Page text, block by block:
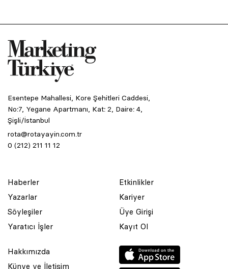
Esentepe Mahallesi, Kore Şehitleri Caddesi,
No:7, Yegane Apartmanı, Kat: 2, Daire: 4,
Şişli/İstanbul
rota@rotayayin.com.tr
0 (212) 211 11 12
Haberler
Yazarlar
Söyleşiler
Yaratıcı İşler
Etkinlikler
Kariyer
Üye Girişi
Kayıt Ol
Hakkımızda
Künye ve İletişim